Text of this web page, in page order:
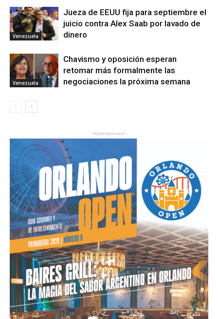
Venezuela
Jueza de EEUU fija para septiembre el
juicio contra Alex Saab por lavado de
dinero
Venezuela
Chavismo y oposición esperan
retomar más formalmente las
negociaciones la próxima semana
- Advertisement -